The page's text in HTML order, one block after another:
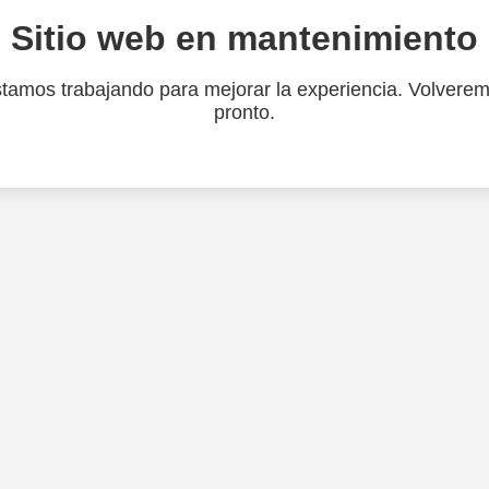
Sitio web en mantenimiento
trabajando para mejorar la experiencia.
pronto.